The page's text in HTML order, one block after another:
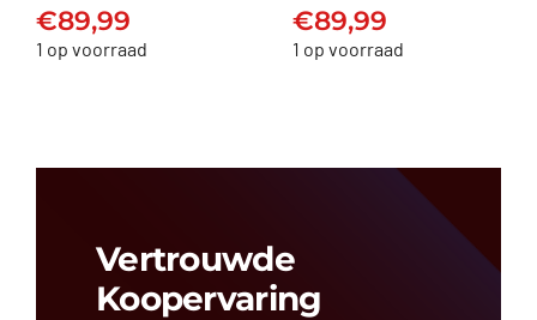
€89,99
€89,99
1 op voorraad
€89,99
€89,99
1 op voorraad
Vertrouwde
Koopervaring